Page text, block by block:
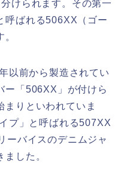
けられます。その第一
呼ばれる506XX（ゴー
以前から製造されてい
ー「506XX」が付けら
まりといわれていま
プ」と呼ばれる507XX
ーバイスのデニムジャ
した。